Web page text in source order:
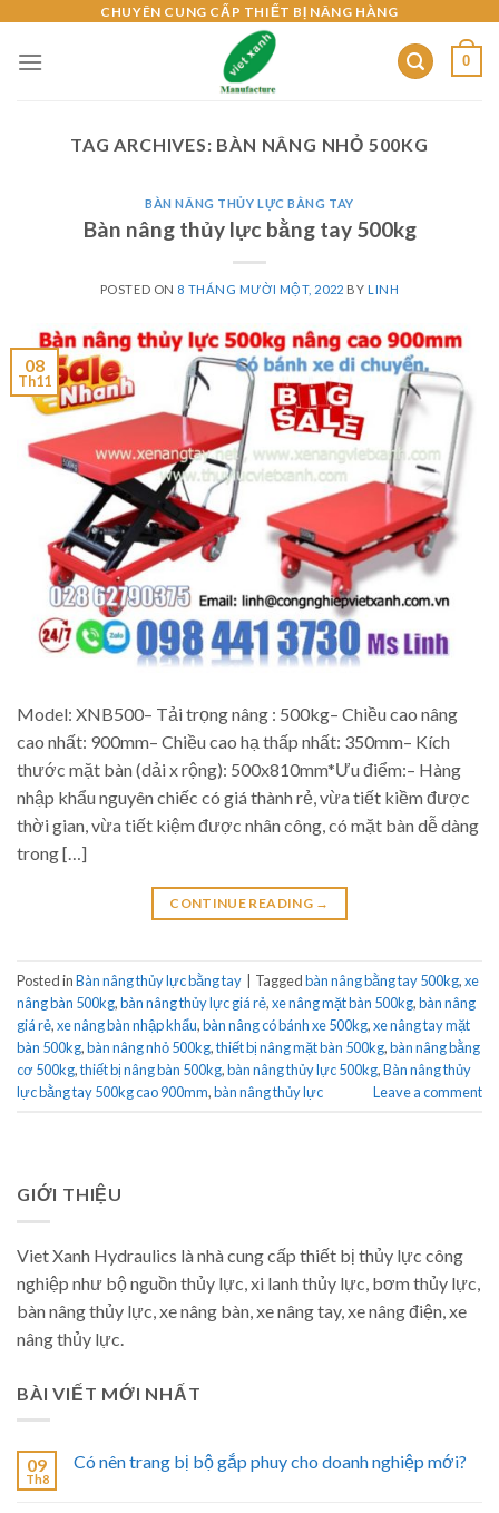
content
CHUYÊN CUNG CẤP THIẾT BỊ NÂNG HÀNG
0
TAG ARCHIVES: BÀN NÂNG NHỎ 500KG
BÀN NÂNG THỦY LỰC BẰNG TAY
Bàn nâng thủy lực bằng tay 500kg
POSTED ON 8 THÁNG MƯỜI MỘT, 2022 BY LINH
08
Th11
Model: XNB500– Tải trọng nâng : 500kg– Chiều cao nâng
cao nhất: 900mm– Chiều cao hạ thấp nhất: 350mm– Kích
thước mặt bàn (dải x rộng): 500x810mm*Ưu điểm:– Hàng
nhập khẩu nguyên chiếc có giá thành rẻ, vừa tiết kiềm được
thời gian, vừa tiết kiệm được nhân công, có mặt bàn dễ dàng
trong […]
CONTINUE READING →
Posted inBàn nâng thủy lực bằng tay Taggedbàn nâng bằng tay 500kg,xe
nâng bàn 500kg,bàn nâng thủy lực giá rẻ,xe nâng mặt bàn 500kg,bàn nâng
giá rẻ,xe nâng bàn nhập khẩu,bàn nâng có bánh xe 500kg,xe nâng tay mặt
bàn 500kg,bàn nâng nhỏ 500kg,thiết bị nâng mặt bàn 500kg,bàn nâng bằng
cơ 500kg,thiết bị nâng bàn 500kg,bàn nâng thủy lực 500kg,Bàn nâng thủy
lực bằng tay 500kg cao 900mm,bàn nâng thủy lực Leave a comment
GIỚI THIỆU
Viet Xanh Hydraulics là nhà cung cấp thiết bị thủy lực công
nghiệp như bộ nguồn thủy lực, xi lanh thủy lực, bơm thủy lực,
bàn nâng thủy lực, xe nâng bàn, xe nâng tay, xe nâng điện, xe
nâng thủy lực.
BÀI VIẾT MỚI NHẤT
09
Th8
Có nên trang bị bộ gắp phuy cho doanh nghiệp mới?